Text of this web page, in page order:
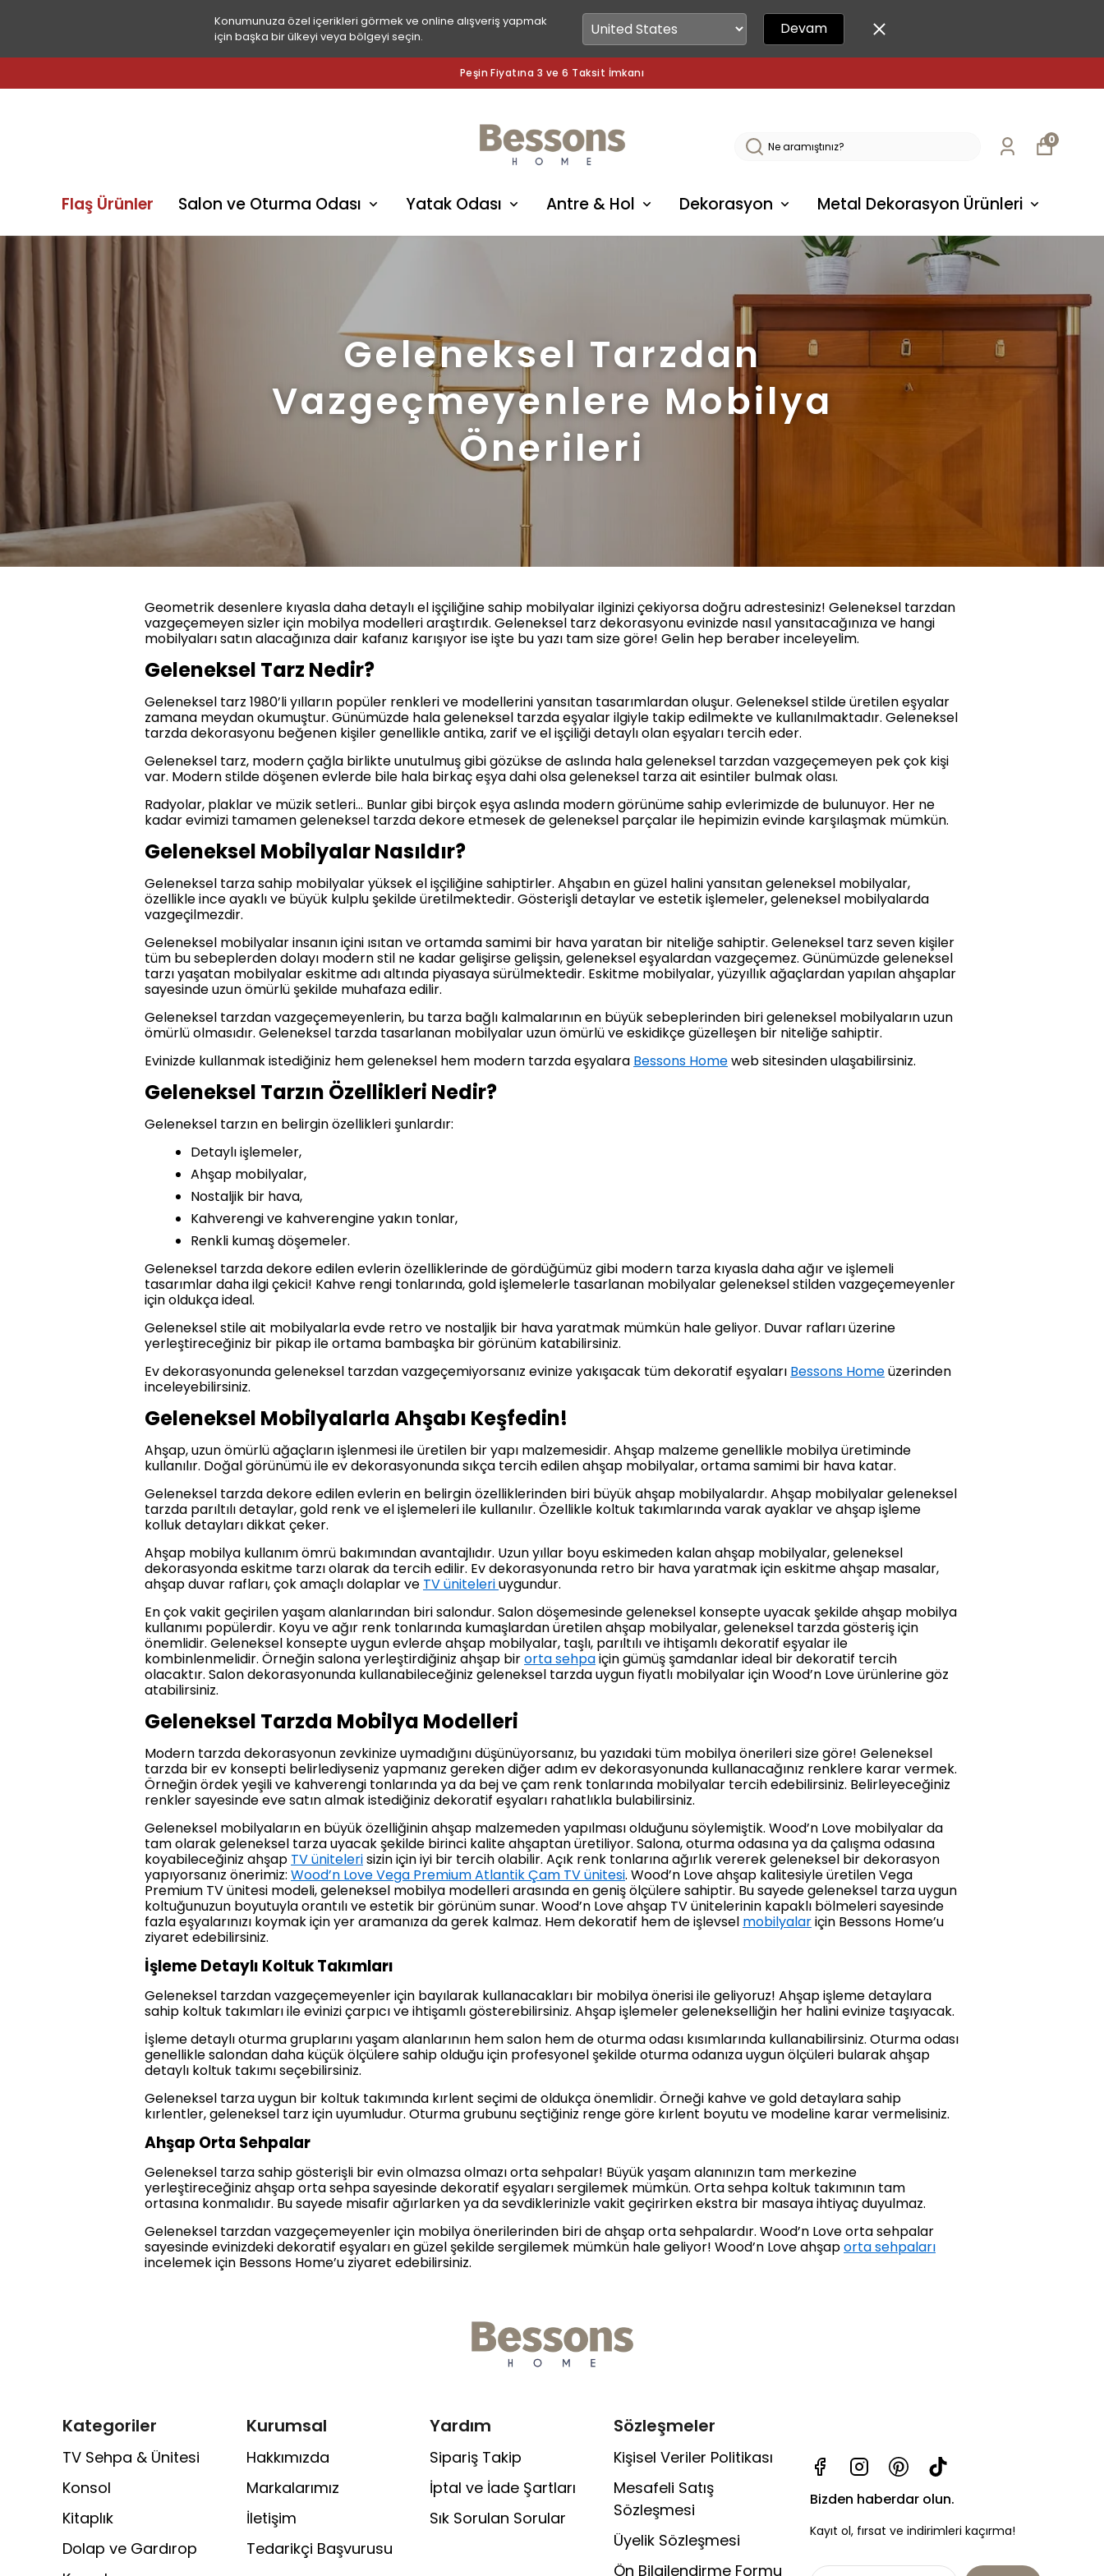
Konumunuza özel içerikleri görmek ve online alışveriş yapmak
için başka bir ülkeyi veya bölgeyi seçin.
Devam
Peşin Fiyatına 3 ve 6 Taksit İmkanı
Flaş Ürünler Salon ve Oturma Odası Yatak Odası Antre & Hol Dekorasyon Metal Dekorasyon Ürünleri
0
Geleneksel Tarzdan
Vazgeçmeyenlere Mobilya
Önerileri
Geometrik desenlere kıyasla daha detaylı el işçiliğine sahip mobilyalar ilginizi çekiyorsa doğru adrestesiniz! Geleneksel tarzdan
vazgeçemeyen sizler için mobilya modelleri araştırdık. Geleneksel tarz dekorasyonu evinizde nasıl yansıtacağınıza ve hangi
mobilyaları satın alacağınıza dair kafanız karışıyor ise işte bu yazı tam size göre! Gelin hep beraber inceleyelim.
Geleneksel Tarz Nedir?
Geleneksel tarz 1980’li yılların popüler renkleri ve modellerini yansıtan tasarımlardan oluşur. Geleneksel stilde üretilen eşyalar
zamana meydan okumuştur. Günümüzde hala geleneksel tarzda eşyalar ilgiyle takip edilmekte ve kullanılmaktadır. Geleneksel
tarzda dekorasyonu beğenen kişiler genellikle antika, zarif ve el işçiliği detaylı olan eşyaları tercih eder.
Geleneksel tarz, modern çağla birlikte unutulmuş gibi gözükse de aslında hala geleneksel tarzdan vazgeçemeyen pek çok kişi
var. Modern stilde döşenen evlerde bile hala birkaç eşya dahi olsa geleneksel tarza ait esintiler bulmak olası.
Radyolar, plaklar ve müzik setleri… Bunlar gibi birçok eşya aslında modern görünüme sahip evlerimizde de bulunuyor. Her ne
kadar evimizi tamamen geleneksel tarzda dekore etmesek de geleneksel parçalar ile hepimizin evinde karşılaşmak mümkün.
Geleneksel Mobilyalar Nasıldır?
Geleneksel tarza sahip mobilyalar yüksek el işçiliğine sahiptirler. Ahşabın en güzel halini yansıtan geleneksel mobilyalar,
özellikle ince ayaklı ve büyük kulplu şekilde üretilmektedir. Gösterişli detaylar ve estetik işlemeler, geleneksel mobilyalarda
vazgeçilmezdir.
Geleneksel mobilyalar insanın içini ısıtan ve ortamda samimi bir hava yaratan bir niteliğe sahiptir. Geleneksel tarz seven kişiler
tüm bu sebeplerden dolayı modern stil ne kadar gelişirse gelişsin, geleneksel eşyalardan vazgeçemez. Günümüzde geleneksel
tarzı yaşatan mobilyalar eskitme adı altında piyasaya sürülmektedir. Eskitme mobilyalar, yüzyıllık ağaçlardan yapılan ahşaplar
sayesinde uzun ömürlü şekilde muhafaza edilir.
Geleneksel tarzdan vazgeçemeyenlerin, bu tarza bağlı kalmalarının en büyük sebeplerinden biri geleneksel mobilyaların uzun
ömürlü olmasıdır. Geleneksel tarzda tasarlanan mobilyalar uzun ömürlü ve eskidikçe güzelleşen bir niteliğe sahiptir.
Evinizde kullanmak istediğiniz hem geleneksel hem modern tarzda eşyalara Bessons Homeweb sitesinden ulaşabilirsiniz.
Geleneksel Tarzın Özellikleri Nedir?
Geleneksel tarzın en belirgin özellikleri şunlardır:
Detaylı işlemeler,
Ahşap mobilyalar,
Nostaljik bir hava,
Kahverengi ve kahverengine yakın tonlar,
Renkli kumaş döşemeler.
Geleneksel tarzda dekore edilen evlerin özelliklerinde de gördüğümüz gibi modern tarza kıyasla daha ağır ve işlemeli
tasarımlar daha ilgi çekici! Kahve rengi tonlarında, gold işlemelerle tasarlanan mobilyalar geleneksel stilden vazgeçemeyenler
için oldukça ideal.
Geleneksel stile ait mobilyalarla evde retro ve nostaljik bir hava yaratmak mümkün hale geliyor. Duvar rafları üzerine
yerleştireceğiniz bir pikap ile ortama bambaşka bir görünüm katabilirsiniz.
Ev dekorasyonunda geleneksel tarzdan vazgeçemiyorsanız evinize yakışacak tüm dekoratif eşyaları Bessons Homeüzerinden
inceleyebilirsiniz.
Geleneksel Mobilyalarla Ahşabı Keşfedin!
Ahşap, uzun ömürlü ağaçların işlenmesi ile üretilen bir yapı malzemesidir. Ahşap malzeme genellikle mobilya üretiminde
kullanılır. Doğal görünümü ile ev dekorasyonunda sıkça tercih edilen ahşap mobilyalar, ortama samimi bir hava katar.
Geleneksel tarzda dekore edilen evlerin en belirgin özelliklerinden biri büyük ahşap mobilyalardır. Ahşap mobilyalar geleneksel
tarzda parıltılı detaylar, gold renk ve el işlemeleri ile kullanılır. Özellikle koltuk takımlarında varak ayaklar ve ahşap işleme
kolluk detayları dikkat çeker.
Ahşap mobilya kullanım ömrü bakımından avantajlıdır. Uzun yıllar boyu eskimeden kalan ahşap mobilyalar, geleneksel
dekorasyonda eskitme tarzı olarak da tercih edilir. Ev dekorasyonunda retro bir hava yaratmak için eskitme ahşap masalar,
ahşap duvar rafları, çok amaçlı dolaplar ve TV üniteleriuygundur.
En çok vakit geçirilen yaşam alanlarından biri salondur. Salon döşemesinde geleneksel konsepte uyacak şekilde ahşap mobilya
kullanımı popülerdir. Koyu ve ağır renk tonlarında kumaşlardan üretilen ahşap mobilyalar, geleneksel tarzda gösteriş için
önemlidir. Geleneksel konsepte uygun evlerde ahşap mobilyalar, taşlı, parıltılı ve ihtişamlı dekoratif eşyalar ile
kombinlenmelidir. Örneğin salona yerleştirdiğiniz ahşap birorta sehpaiçin gümüş şamdanlar ideal bir dekoratif tercih
olacaktır. Salon dekorasyonunda kullanabileceğiniz geleneksel tarzda uygun fiyatlı mobilyalar için Wood’n Love ürünlerine göz
atabilirsiniz.
Geleneksel Tarzda Mobilya Modelleri
Modern tarzda dekorasyonun zevkinize uymadığını düşünüyorsanız, bu yazıdaki tüm mobilya önerileri size göre! Geleneksel
tarzda bir ev konsepti belirlediyseniz yapmanız gereken diğer adım ev dekorasyonunda kullanacağınız renklere karar vermek.
Örneğin ördek yeşili ve kahverengi tonlarında ya da bej ve çam renk tonlarında mobilyalar tercih edebilirsiniz. Belirleyeceğiniz
renkler sayesinde eve satın almak istediğiniz dekoratif eşyaları rahatlıkla bulabilirsiniz.
Geleneksel mobilyaların en büyük özelliğinin ahşap malzemeden yapılması olduğunu söylemiştik. Wood’n Love mobilyalar da
tam olarak geleneksel tarza uyacak şekilde birinci kalite ahşaptan üretiliyor. Salona, oturma odasına ya da çalışma odasına
koyabileceğiniz ahşap TV ünitelerisizin için iyi bir tercih olabilir. Açık renk tonlarına ağırlık vererek geleneksel bir dekorasyon
yapıyorsanız önerimiz: Wood’n Love Vega Premium Atlantik Çam TV ünitesi. Wood’n Love ahşap kalitesiyle üretilen Vega
Premium TV ünitesi modeli, geleneksel mobilya modelleri arasında en geniş ölçülere sahiptir. Bu sayede geleneksel tarza uygun
koltuğunuzun boyutuyla orantılı ve estetik bir görünüm sunar. Wood’n Love ahşap TV ünitelerinin kapaklı bölmeleri sayesinde
fazla eşyalarınızı koymak için yer aramanıza da gerek kalmaz. Hem dekoratif hem de işlevsel mobilyalariçin Bessons Home’u
ziyaret edebilirsiniz.
İşleme Detaylı Koltuk Takımları
Geleneksel tarzdan vazgeçemeyenler için bayılarak kullanacakları bir mobilya önerisi ile geliyoruz! Ahşap işleme detaylara
sahip koltuk takımları ile evinizi çarpıcı ve ihtişamlı gösterebilirsiniz. Ahşap işlemeler gelenekselliğin her halini evinize taşıyacak.
İşleme detaylı oturma gruplarını yaşam alanlarının hem salon hem de oturma odası kısımlarında kullanabilirsiniz. Oturma odası
genellikle salondan daha küçük ölçülere sahip olduğu için profesyonel şekilde oturma odanıza uygun ölçüleri bularak ahşap
detaylı koltuk takımı seçebilirsiniz.
Geleneksel tarza uygun bir koltuk takımında kırlent seçimi de oldukça önemlidir. Örneği kahve ve gold detaylara sahip
kırlentler, geleneksel tarz için uyumludur. Oturma grubunu seçtiğiniz renge göre kırlent boyutu ve modeline karar vermelisiniz.
Ahşap Orta Sehpalar
Geleneksel tarza sahip gösterişli bir evin olmazsa olmazı orta sehpalar! Büyük yaşam alanınızın tam merkezine
yerleştireceğiniz ahşap orta sehpa sayesinde dekoratif eşyaları sergilemek mümkün. Orta sehpa koltuk takımının tam
ortasına konmalıdır. Bu sayede misafir ağırlarken ya da sevdiklerinizle vakit geçirirken ekstra bir masaya ihtiyaç duyulmaz.
Geleneksel tarzdan vazgeçemeyenler için mobilya önerilerinden biri de ahşap orta sehpalardır. Wood’n Love orta sehpalar
sayesinde evinizdeki dekoratif eşyaları en güzel şekilde sergilemek mümkün hale geliyor! Wood’n Love ahşaporta sehpaları
incelemek için Bessons Home’u ziyaret edebilirsiniz.
Kategoriler
TV Sehpa & Ünitesi
Konsol
Kitaplık
Dolap ve Gardırop
Kurumsal
Hakkımızda
Markalarımız
İletişim
Tedarikçi Başvurusu
Yardım
Sipariş Takip
İptal ve İade Şartları
Sık Sorulan Sorular
Sözleşmeler
Kişisel Veriler Politikası
Mesafeli Satış
Sözleşmesi
Üyelik Sözleşmesi
Ön Bilgilendirme Formu
Bizden haberdar olun.
Kayıt ol, fırsat ve indirimleri kaçırma!